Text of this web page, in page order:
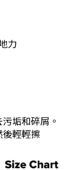
力
垢和碎屑。
輕輕擦